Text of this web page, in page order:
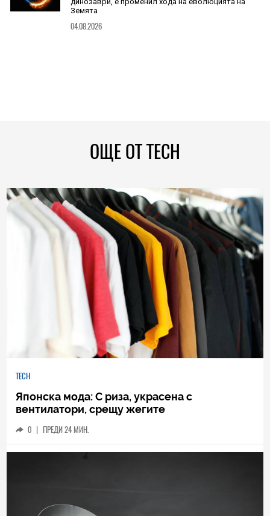
Земята
04.08.2026
ОЩЕ ОТ TECH
TECH
Японска мода: С риза, украсена с
вентилатори, срещу жегите
0 | ПРЕДИ 24 МИН.